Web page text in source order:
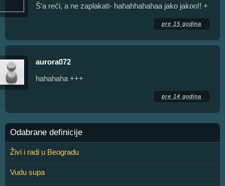
Š'a reći, a ne zaplakati- hahahhahahaa jako jakoo!! +
pre 15 godina
aurora072
hahahaha +++
pre 14 godina
Odabrane definicije
Živi i radi u Beogradu
Vudu supa